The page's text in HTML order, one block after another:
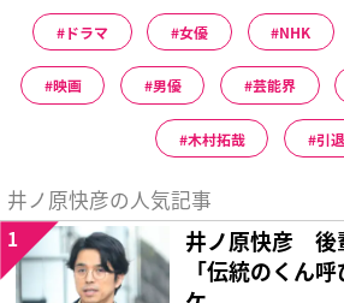
ドラマ 女優 NHK
映画 男優 芸能界
木村拓哉 引退
井ノ原快彦の人気記事
井ノ原快彦 後
「伝統のくん
1